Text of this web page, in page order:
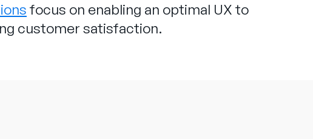
focus on enabling an optimal UX to
customer satisfaction.